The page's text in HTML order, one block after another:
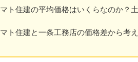
ト住建の平均価格はいくらなのか？
ト住建と一条工務店の価格差から考